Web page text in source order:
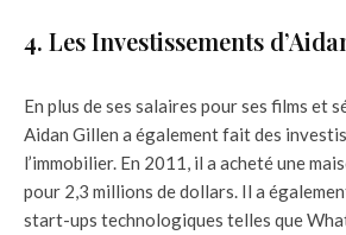
4. Les Investissements
En plus de ses salaires pour ses films et
Aidan Gillen a également fait des
l’immobilier. En 2011, il a acheté une
pour 2,3 millions de dollars. Il a
start-ups technologiques telles que